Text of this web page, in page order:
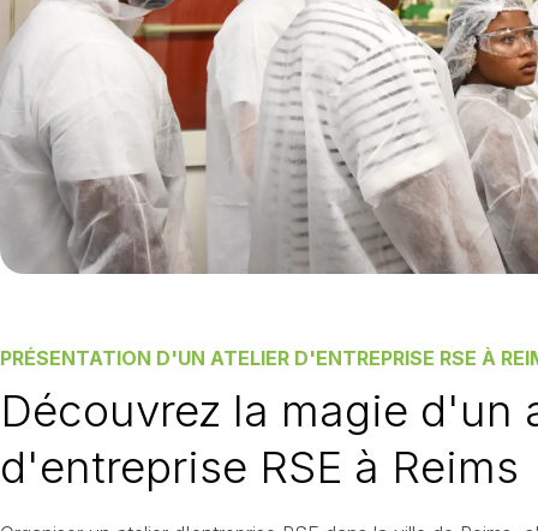
PRÉSENTATION D'UN ATELIER D'ENTREPRISE RSE À
Découvrez la magie d'un
d'entreprise RSE à Reims